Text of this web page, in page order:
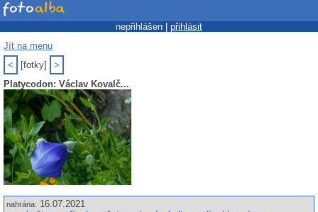
nepřihlášen | přihlásit
Jít na menu
<
[fotky]
>
Platycodon: Václav Kovalč...
nahrána: 16.07.2021